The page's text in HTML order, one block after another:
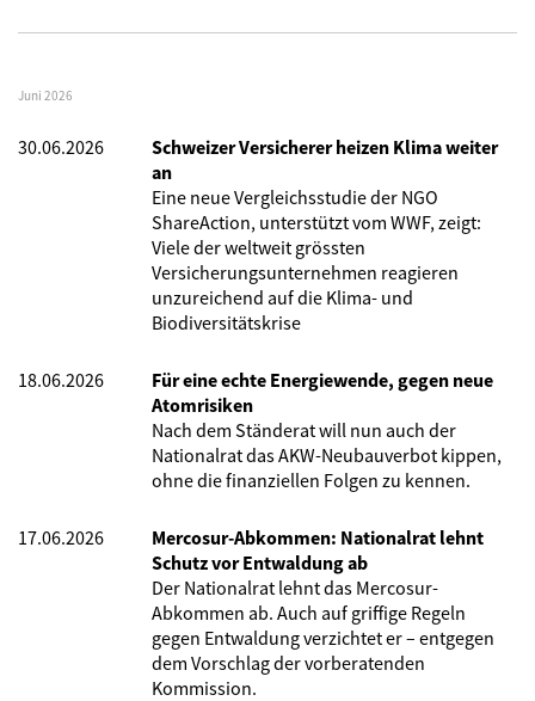
Juni 2026
30.06.2026
Schweizer Versicherer heizen Klima weiter
an
Eine neue Vergleichsstudie der NGO
ShareAction, unterstützt vom WWF, zeigt:
Viele der weltweit grössten
Versicherungsunternehmen reagieren
unzureichend auf die Klima- und
Biodiversitätskrise
18.06.2026
Für eine echte Energiewende, gegen neue
Atomrisiken
Nach dem Ständerat will nun auch der
Nationalrat das AKW-Neubauverbot kippen,
ohne die finanziellen Folgen zu kennen.
17.06.2026
Mercosur-Abkommen: Nationalrat lehnt
Schutz vor Entwaldung ab
Der Nationalrat lehnt das Mercosur-
Abkommen ab. Auch auf griffige Regeln
gegen Entwaldung verzichtet er – entgegen
dem Vorschlag der vorberatenden
Kommission.